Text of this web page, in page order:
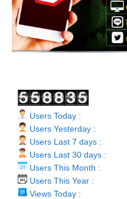
Users Today :
Users Yesterday :
Users Last 7 days :
Users Last 30 days :
Users This Month :
Users This Year :
Views Today :